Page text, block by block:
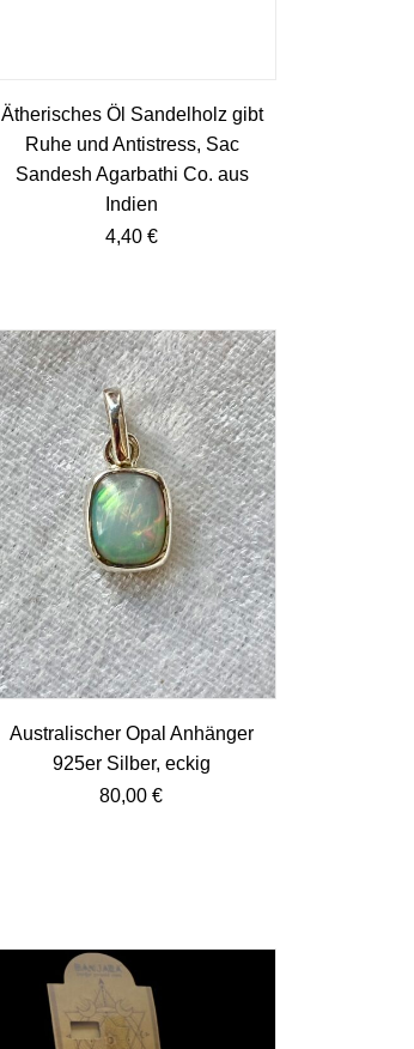
Ätherisches Öl Sandelholz gibt
Ruhe und Antistress, Sac
Sandesh Agarbathi Co. aus
Indien
4,40 €
Australischer Opal Anhänger
925er Silber, eckig
80,00€